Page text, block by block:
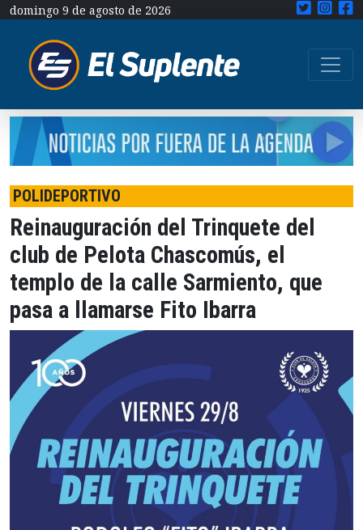
domingo 9 de agosto de 2026
POLIDEPORTIVO
Reinauguración del Trinquete del
club de Pelota Chascomús, el
templo de la calle Sarmiento, que
pasa a llamarse Fito Ibarra